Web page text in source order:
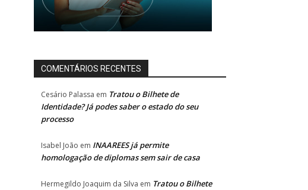
COMENTÁRIOS RECENTES
Cesário Palassa em Tratou o Bilhete de
Identidade? Já podes saber o estado do seu
processo
Isabel João em INAAREES já permite
homologação de diplomas sem sair de casa
Hermegildo Joaquim da Silva em Tratou o Bilhete